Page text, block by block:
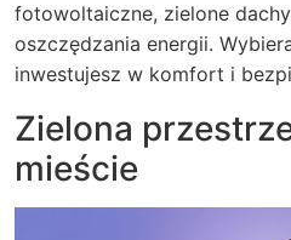
fotowoltaiczne, zielone
oszczędzania energii.
inwestujesz w komfort i
Zielona
mieście